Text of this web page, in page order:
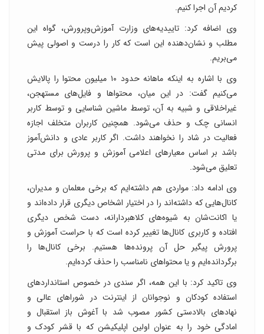
کردیم آن اجرا کنیم.
وی اضافه کرد:‌ تاییدیه‌های وزارت آموزش‌وپرورش، گواه این
مطلب و نشان‌دهنده این است که کار را درست و اصولی پیش
می‌بریم.
وی با اشاره به اینکه ماهانه حدود ۱۰ میلیون محتوا را پالایش
می‌کنیم گفت: در این میان، محتواها و فایل‌های مستهجن،
غیراخلاقی و شبیه به آن، توسط ماشین شناسایی و توسط کاربر
انسانی چک و حذف می‌شود. همچنین کاربران متخلف اجازه
فعالیت در شاد را نخواهند داشت. اگر کاربر عادی و دانش‌آموز
باشد بر اساس معیارهای اعلامی آموزش و پرورش برای مدتی
تعلیق می‌شود.
وی ادامه داد: مواردی هم داشته‌ایم که برخی معلمان و مدیران،
کانال‌هایی که داشته‌اند را در اختیار اشخاص دیگری قرار داده‌اند و
یا اکانت‌شان به شیوه‌های کلاهبردارانه، دست شخص دیگری
افتاده و کاربری کانال‌ها تغییر کرده است که با حراست آموزش و
پرورش پیگیر حل آن پرونده‌ها هستیم. برخی کانال‌ها را
برگردانده‌ایم و یا محتواهای نامناسب را حذف کرده‌ایم.
وی تاکید کرد: با این همه، اگر سندی در خصوص استانداردهای
استفاده کودکان و نوجوانان از اینترنت در شوراهای عالی و
نهادهای بالادستی کشور مصوب شد با آغوش باز استقبال و
امادگی خود را به عنوان اولین اپلیکیشن که با قشر کودک و